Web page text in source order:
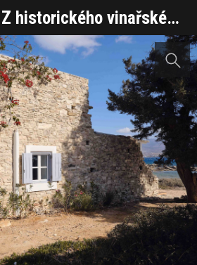
Z historického vinařského lisu na malém ostrově vzniklo letní plážové útočiště